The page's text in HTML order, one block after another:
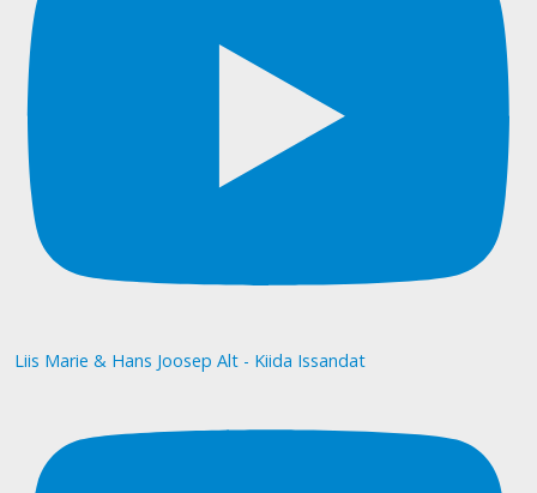
Liis Marie & Hans Joosep Alt - Kiida Issandat